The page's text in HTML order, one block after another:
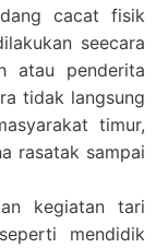
cacat fisik
seecara
atau penderita
tidak langsung
timur,
rasatak sampai
kegiatan tari
mendidik